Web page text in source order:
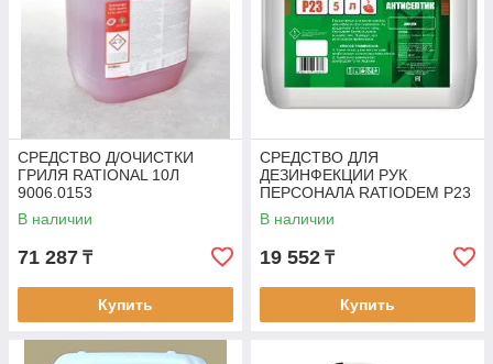
СРЕДСТВО Д/ОЧИСТКИ
ГРИЛЯ RATIONAL 10Л
9006.0153
В наличии
71 287 ₸
Купить
СРЕДСТВО ДЛЯ
ДЕЗИНФЕКЦИИ РУК
ПЕРСОНАЛА RATIODEM P23
В наличии
19 552 ₸
Купить